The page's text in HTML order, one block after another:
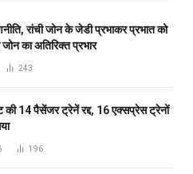
रांची जोन के जेडी प्रभाकर प्रभात को
जोन का अतिरिक्त प्रभार
243
14 पैसेंजर ट्रेनें रद्द, 16 एक्सप्रेस ट्रेनों
196